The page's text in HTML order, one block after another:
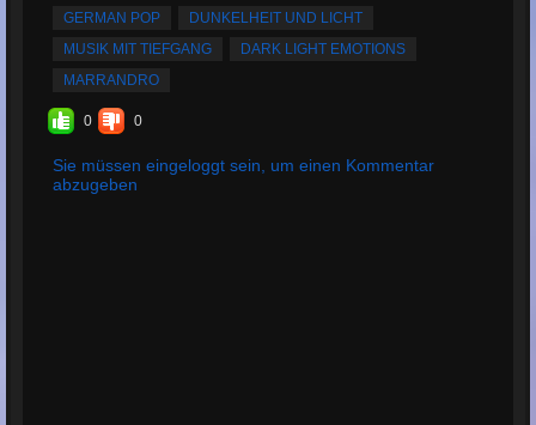
gespielt:
37
Bewertung:
GERMAN POP
DUNKELHEIT UND LICHT
MUSIK MIT TIEFGANG
DARK LIGHT EMOTIONS
MARRANDRO
0 0
Sie müssen eingeloggt sein, um einen Kommentar
abzugeben